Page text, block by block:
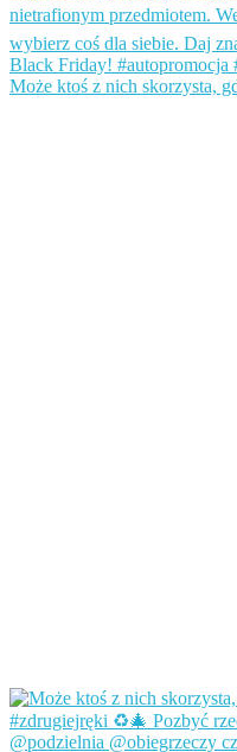
Może ktoś z nich skorzysta,